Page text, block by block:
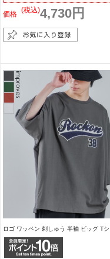
価格 4,730円
(税込)
ロゴ ワッペン 刺しゅう 半袖 ビッグ Tシ